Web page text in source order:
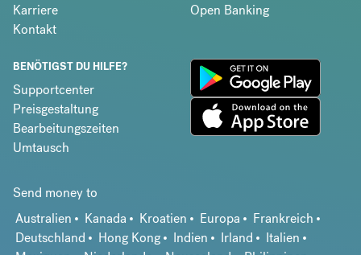
Karriere
Kontakt
Open Banking
BENÖTIGST DU HILFE?
Supportcenter
Preisgestaltung
Bearbeitungszeiten
Umtausch
Send money to
Australien
Kanada Kroatien Europa
Frankreich
Deutschland
Hong Kong Indien Irland
Italien